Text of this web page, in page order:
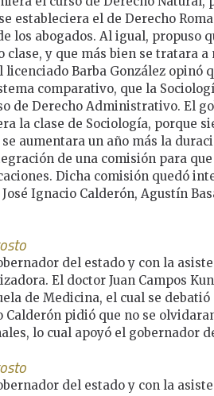
estableciera el de Derecho
los abogados. Al igual, propuso
clase, y que más bien se tratara
licenciado Barba González opinó
comparativo, que la
de Derecho Administrativo. El
la clase de Sociología, porque
aumentara un año más la
de una comisión para
Dicha comisión quedó
Ignacio Calderón, Agustín
del estado y con la
El doctor Juan Campos
de Medicina, el cual se
Calderón pidió que no se
lo cual apoyó el gobernador
del estado y con la